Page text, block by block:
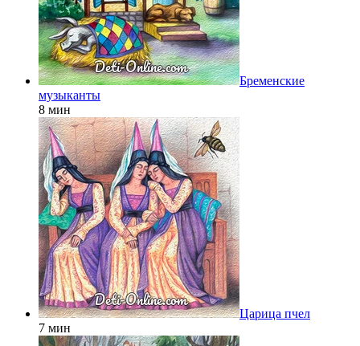
Бременские
музыканты
8 мин
Царица пчел
7 мин